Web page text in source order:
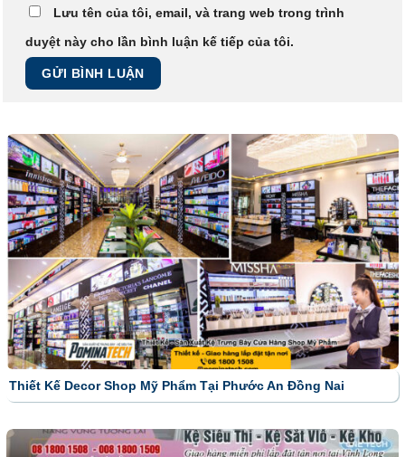
Lưu tên của tôi, email, và trang web trong trình
duyệt này cho lần bình luận kế tiếp của tôi.
Thiết Kế Decor Shop Mỹ Phẩm Tại Phước An Đồng Nai